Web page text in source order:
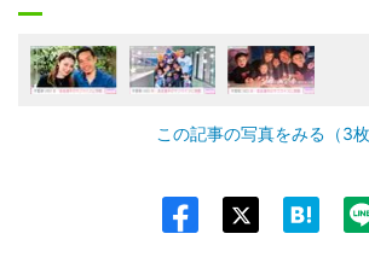
この記事の写真をみる（3枚